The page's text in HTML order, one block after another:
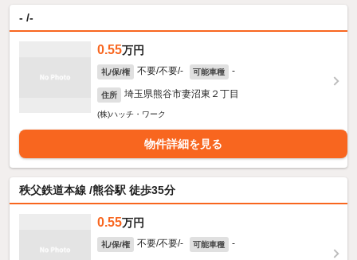
- /-
0.55万円
礼/保/権 不要/不要/- 可能車種 -
住所 埼玉県熊谷市妻沼東２丁目
(株)ハッチ・ワーク
物件詳細を見る
秩父鉄道本線 /熊谷駅 徒歩35分
0.55万円
礼/保/権 不要/不要/- 可能車種 -